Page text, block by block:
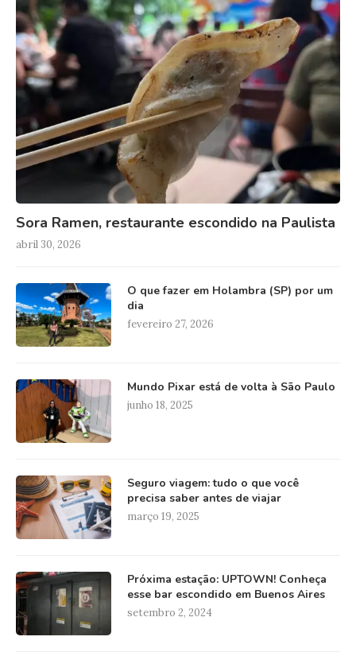
Sora Ramen, restaurante escondido na Paulista
abril 30, 2026
O que fazer em Holambra (SP) por um
dia
fevereiro 27, 2026
Mundo Pixar está de volta à São Paulo
junho 18, 2025
Seguro viagem: tudo o que você
precisa saber antes de viajar
março 19, 2025
Próxima estação: UPTOWN! Conheça
esse bar escondido em Buenos Aires
setembro 2, 2024